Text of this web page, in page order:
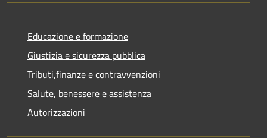
Educazione e formazione
Giustizia e sicurezza pubblica
Tributi,finanze e contravvenzioni
Salute, benessere e assistenza
Autorizzazioni